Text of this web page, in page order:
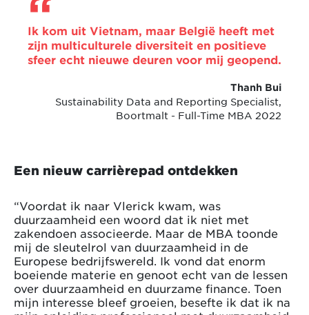
Ik kom uit Vietnam, maar België heeft met
zijn multiculturele diversiteit en positieve
sfeer echt nieuwe deuren voor mij geopend.
Thanh Bui
Sustainability Data and Reporting Specialist,
Boortmalt - Full-Time MBA 2022
Een nieuw carrièrepad ontdekken
“Voordat ik naar Vlerick kwam, was
duurzaamheid een woord dat ik niet met
zakendoen associeerde. Maar de MBA toonde
mij de sleutelrol van duurzaamheid in de
Europese bedrijfswereld. Ik vond dat enorm
boeiende materie en genoot echt van de lessen
over duurzaamheid en duurzame finance. Toen
mijn interesse bleef groeien, besefte ik dat ik na